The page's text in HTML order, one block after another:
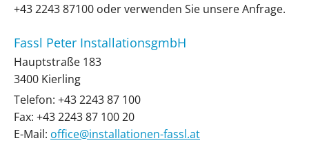
+43 2243 87100 oder verwenden Sie unsere Anfrage.
Fassl Peter InstallationsgmbH
Hauptstraße 183
3400 Kierling
Telefon: +43 2243 87 100
Fax: +43 2243 87 100 20
E-Mail: office@installationen-fassl.at